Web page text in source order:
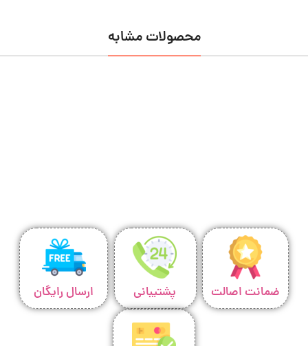
محصولات مشابه
ضمانت اصالت پشتیبانی ارسال رایگان